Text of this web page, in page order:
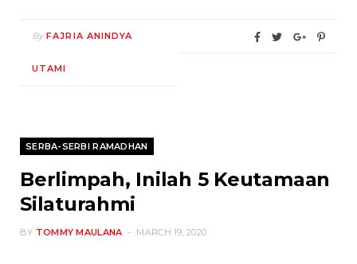
By FAJRIA ANINDYA
UTAMI
SERBA-SERBI RAMADHAN
Berlimpah, Inilah 5 Keutamaan
Silaturahmi
BY TOMMY MAULANA MARCH 19, 2020